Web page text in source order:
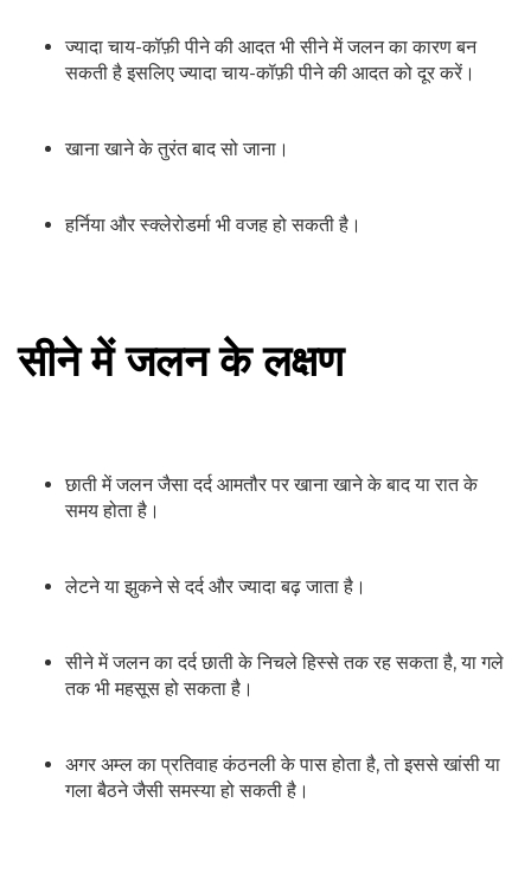
ज्यादा चाय-कॉफ़ी पीने की आदत भी सीने में जलन का कारण बन
सकती है इसलिए ज्यादा चाय-कॉफ़ी पीने की आदत को दूर करें।
खाना खाने के तुरंत बाद सो जाना।
हर्निया और स्क्लेरोडर्मा भी वजह हो सकती है।
सीने में जलन के लक्षण
छाती में जलन जैसा दर्द आमतौर पर खाना खाने के बाद या रात के
समय होता है।
लेटने या झुकने से दर्द और ज्यादा बढ़ जाता है।
सीने में जलन का दर्द छाती के निचले हिस्से तक रह सकता है, या गले
तक भी महसूस हो सकता है।
अगर अम्ल का प्रतिवाह कंठनली के पास होता है, तो इससे खांसी या
गला बैठने जैसी समस्या हो सकती है।